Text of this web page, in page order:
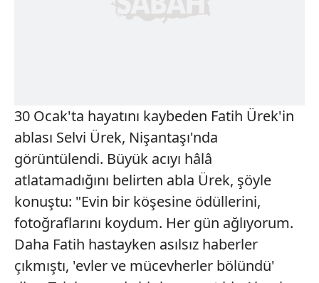
30 Ocak'ta hayatını kaybeden Fatih Ürek'in
ablası Selvi Ürek, Nişantaşı'nda
görüntülendi. Büyük acıyı hâlâ
atlatamadığını belirten abla Ürek, şöyle
konuştu: "Evin bir köşesine ödüllerini,
fotoğraflarını koydum. Her gün ağlıyorum.
Daha Fatih hastayken asılsız haberler
çıkmıştı, 'evler ve mücevherler bölündü'